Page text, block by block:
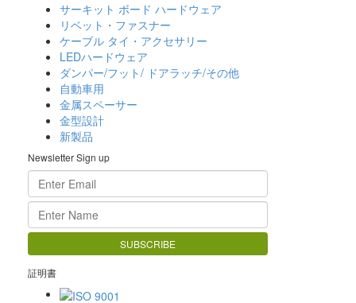
サーキット ボード ハードウェア
リベット・ファスナー
ケーブル タイ・アクセサリー
LEDハードウェア
ダンパー/フット/ ドアラッチ/その他
自動車用
金属スペーサー
金型設計
新製品
Newsletter Sign up
証明書